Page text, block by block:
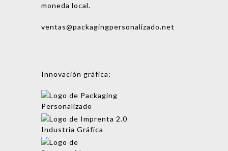
moneda local.
ventas@packagingpersonalizado.net
Innovación gráfica: